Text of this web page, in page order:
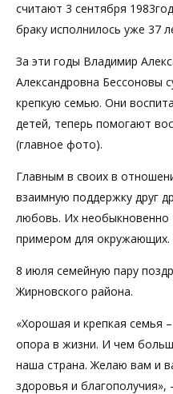
считают 3 сентября
браку исполнилось уже 37
За эти годы Владимир
Александровна Бессоновы
крепкую семью. Они
детей, теперь помогают
(главное фото).
Главным в своих в
взаимную поддержку друг
любовь. Их
примером для окружающих.
8 июля семейную пару
Жирновского района.
«Хорошая и крепкая семья
опора в жизни. И чем
наша страна. Желаю вам и
здоровья и